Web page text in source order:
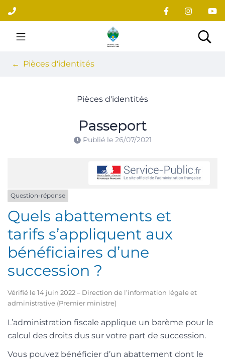
Aller
au
contenu
Site officiel du village
Pièces d'identités
Pièces d'identités
Passeport
Publié le 26/07/2021
Question-réponse
Quels abattements et
tarifs s’appliquent aux
bénéficiaires d’une
succession ?
Vérifié le 14 juin 2022 – Direction de l’information légale et
administrative (Premier ministre)
L’administration fiscale applique un barème pour le
calcul des droits dus sur votre part de succession.
Vous pouvez bénéficier d’un abattement dont le